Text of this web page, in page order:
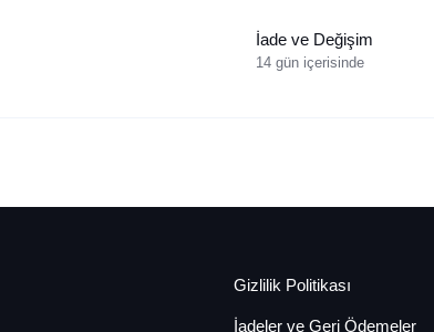
İade ve Değişim
14 gün içerisinde
Gizlilik Politikası
İadeler ve Geri Ödemeler